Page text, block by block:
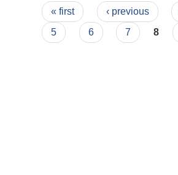
Pages
« first ‹ previous
5
6 7 8